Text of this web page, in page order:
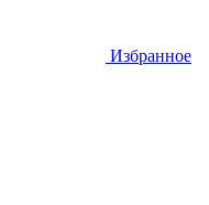
Избранное